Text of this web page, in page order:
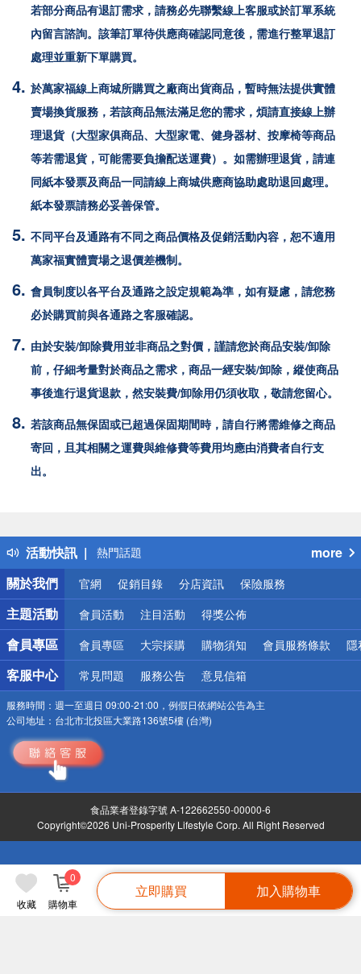
收藏 購物車
0
立即購買 加入購物車
若部分商品有退訂需求，請務必先聯繫線上客服或於訂單系統
內留言諮詢。該筆訂單待供應商確認同意後，需進行整單退訂
處理並重新下單購買。
於萬家福線上商城所購買之廠商出貨商品，暫時無法提供實體
賣場換貨服務，若該商品無法滿足您的需求，煩請直接線上辦
理退貨（大型家俱商品、大型家電、健身器材、按摩椅等商品
等若需退貨，可能需要負擔配送運費）。如需辦理退貨，請連
同紙本發票及商品一同請線上商城供應商協助處助退回處理。
紙本發票請務必妥善保管。
不同平台及通路有不同之商品價格及促銷活動內容，恕不適用
萬家福實體賣場之退價差機制。
會員制度以各平台及通路之設定規範為準，如有疑慮，請您務
必於購買前與各通路之客服確認。
由於安裝/卸除費用並非商品之對價，謹請您於商品安裝/卸除
前，仔細考量對於商品之需求，商品一經安裝/卸除，縱使商品
事後進行退貨退款，然安裝費/卸除用仍須收取，敬請您留心。
若該商品無保固或已超過保固期間時，請自行將需維修之商品
寄回，且其相關之運費與維修費等費用均應由消費者自行支
出。
活動快訊
得獎公告
熱門話題
銀行優惠
偏遠地區配送
詐騙網頁！請小心！
more
關於我們
官網 促銷目錄 分店資訊 保險服務
主題活動 會員活動 注目活動 得獎公佈
會員專區 會員專區 大宗採購 購物須知 會員服務條款 隱
客服中心 常見問題 服務公告 意見信箱
服務時間： 週一至週日 09:00-21:00，例假日依網站公告為主
公司地址： 台北市北投區大業路136號5樓 (台灣)
食品業者登錄字號 A-122662550-00000-6
Copyright©2026 Uni-Prosperity Lifestyle Corp. All Right Reserved